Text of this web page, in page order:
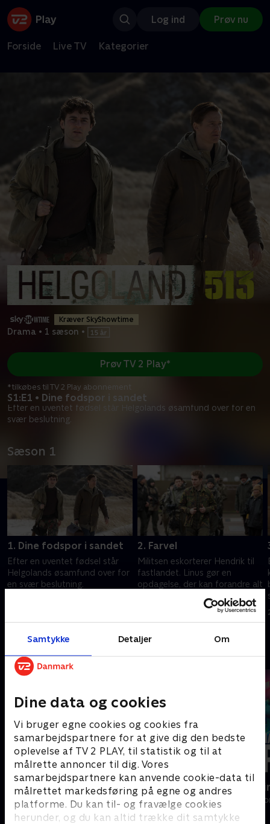
Samtykke Detaljer Om
Dine data og cookies
Vi bruger egne cookies og cookies fra
samarbejdspartnere for at give dig den bedste
oplevelse af TV 2 PLAY, til statistik og til at
målrette annoncer til dig. Vores
samarbejdspartnere kan anvende cookie-data til
målrettet markedsføring på egne og andres
platforme. Du kan til- og fravælge cookies
herunder, og du kan altid trække dit samtykke
Log ind Prøv nu
Forside Live TV Kategorier
Kræver SkyShowtime
Drama • 1 sæson •
S1:E1 • Dine fodspor i sandet
Efter en uventet fødsel står Helgolands øsamfund over for en
svær beslutning.
Prøv TV 2 Play*
*tilkøbes til TV 2 Play abonnement
Sæson 1
1. Dine fodspor i sandet
Efter en uventet fødsel står
Helgolands øsamfund over for
en svær beslutning.
2. Farvel
Militsen eskorterer Hendrik til
fastlandet. Linus gør en
opdagelse, der kan forandre alt
24. juni 2024 • 45 min
Andre så også
Margrete den Første
Drama • 1 sæsoner
Happy
Drama • 1